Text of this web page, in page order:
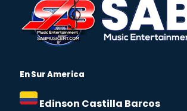
En Sur America
Edinson Castilla Barcos